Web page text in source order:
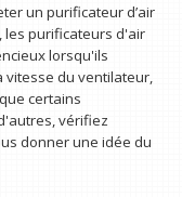
un purificateur d’air
les purificateurs d'air
lorsqu'ils
vitesse du ventilateur,
certains
vérifiez
donner une idée du